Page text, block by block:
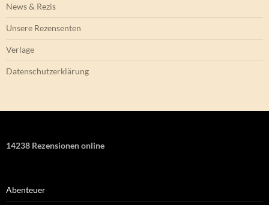
News & Rezis
Unsere Rezensenten
Verlage
Datenschutzerklärung
14238 Rezensionen online
Abenteuer